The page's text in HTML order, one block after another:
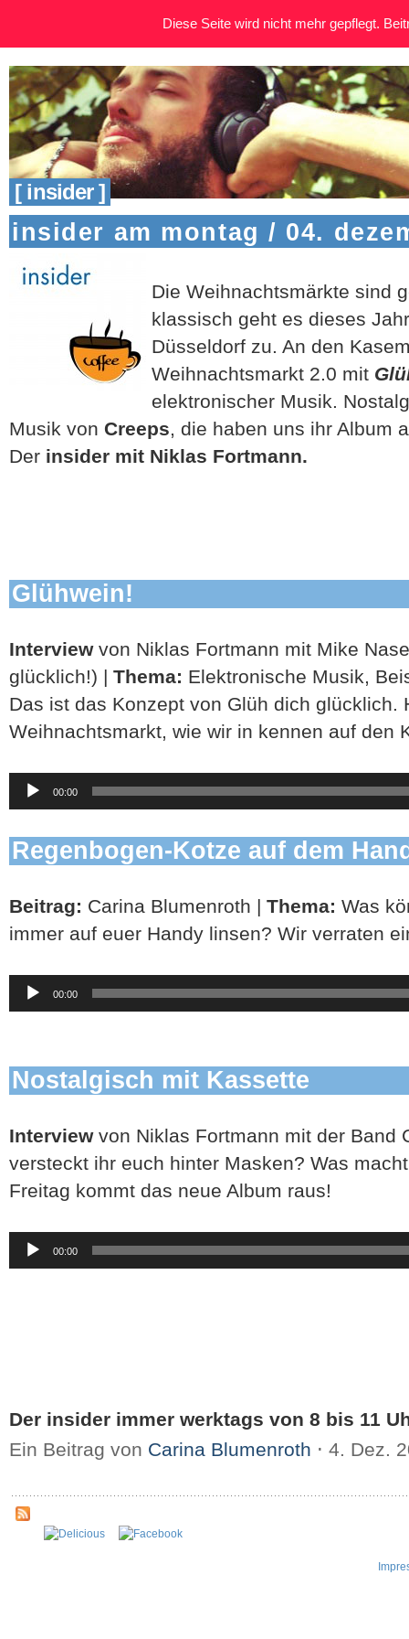
[ insider ]
insider am montag / 04.
Die Weihnachtsmärkte sind
klassisch geht es dieses
Düsseldorf zu. An den
Weihnachtsmarkt 2.0 mit
elektronischer Musik.
Musik von Creeps, die haben uns ihr Album
Der insider mit Niklas Fortmann.
Glühwein!
Interviewvon Niklas Fortmann mit Mike
glücklich!) | Thema: Elektronische Musik,
Das ist das Konzept von Glüh dich glücklich.
Weihnachtsmarkt, wie wir in kennen auf den
Audio-
Player
00:00
Regenbogen-Kotze auf dem
Beitrag: Carina Blumenroth | Thema: Was
immer auf euer Handy linsen? Wir verraten
Audio-
Player
00:00
Nostalgisch mit Kassette
Interviewvon Niklas Fortmann mit der Band
versteckt ihr euch hinter Masken? Was
Freitag kommt das neue Album raus!
Audio-
Player
00:00
Der insider immer werktags von 8 bis 11
Ein Beitrag von Carina Blumenroth ⋅ 4. Dez.
Diese Seite wird nicht mehr gepflegt.